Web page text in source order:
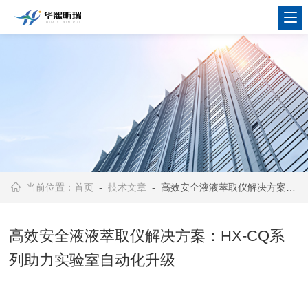
当前位置：首页 -技术文章 - 高效安全液液萃取仪解决方案：HX-CQ系列助力实验室自动化升级
高效安全液液萃取仪解决方案：HX-CQ系
列助力实验室自动化升级